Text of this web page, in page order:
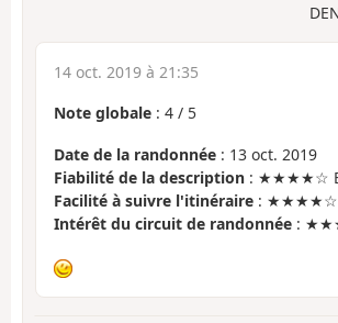
14 oct. 2019 à 21:35
Note globale : 4 / 5
Date de la randonnée : 13 oct. 2019
Fiabilité de la description : ★★★★☆
Facilité à suivre l'itinéraire : ★★★★☆
Intérêt du circuit de randonnée :